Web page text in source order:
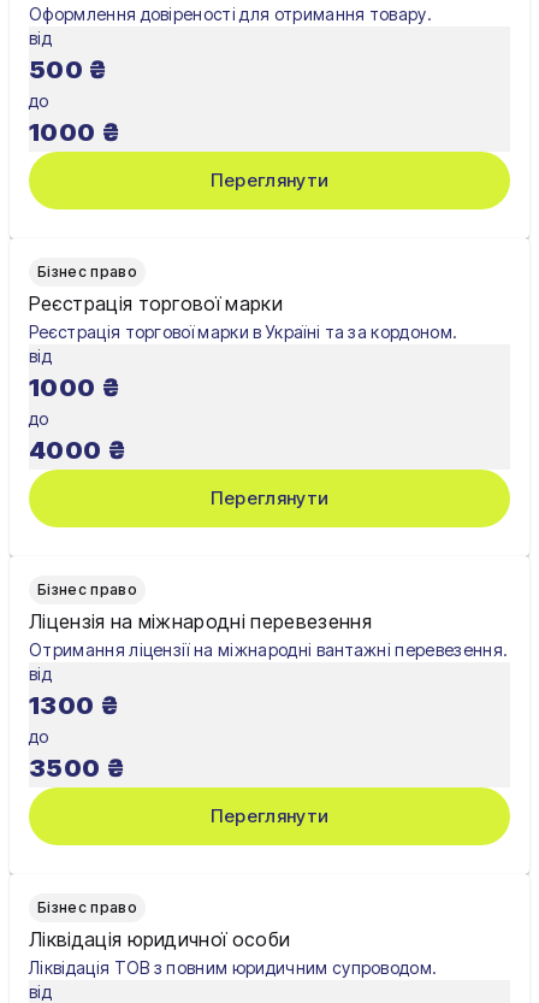
Оформлення довіреності для отримання товару.
від
500 ₴
до
1000 ₴
Переглянути
Бізнес право
Реєстрація торгової марки
Реєстрація торгової марки в Україні та за кордоном.
від
1000 ₴
до
4000 ₴
Переглянути
Бізнес право
Ліцензія на міжнародні перевезення
Отримання ліцензії на міжнародні вантажні перевезення.
від
1300 ₴
до
3500 ₴
Переглянути
Бізнес право
Ліквідація юридичної особи
Ліквідація ТОВ з повним юридичним супроводом.
від